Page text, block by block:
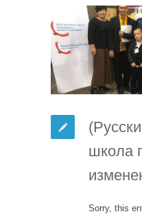
школа
Sorry, this